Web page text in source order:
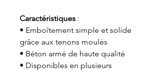
Caractéristiques :
• Emboîtement simple et solide
grâce aux tenons moulés
• Béton armé de haute qualité
• Disponibles en plusieurs